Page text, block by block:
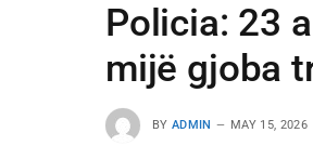
Policia: 23
mijë gjoba
BY ADMIN MAY 15, 2026